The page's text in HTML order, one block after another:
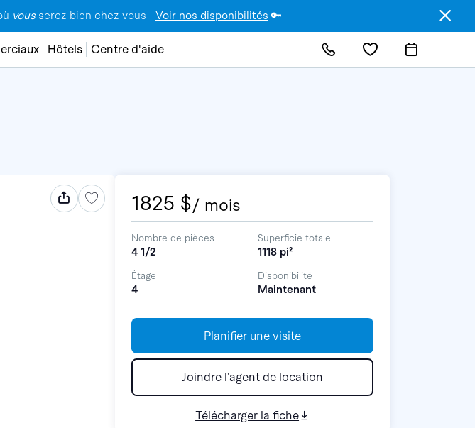
vous serez bien chez vous– Voir nos disponibilités 🔑
Hôtels Centre d'aide
1825 $/ mois
Nombre de pièces
4 1/2
Superficie totale
1118 pi²
Étage
4
Disponibilité
Maintenant
Planifier une visite
Joindre l’agent de location
Télécharger la fiche